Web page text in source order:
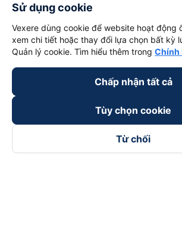
Sử dụng cookie
Vexere dùng cookie để website hoạt động
xem chi tiết hoặc thay đổi lựa chọn bất kỳ
Quản lý cookie. Tìm hiểu thêm trong Chính
Chấp nhận tất cả
Tùy chọn cookie
Từ chối